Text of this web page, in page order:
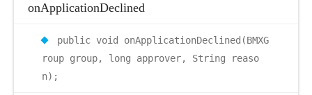
onApplicationDeclined
public void onApplicationDeclined(BMXG
roup group, long approver, String reaso
n);